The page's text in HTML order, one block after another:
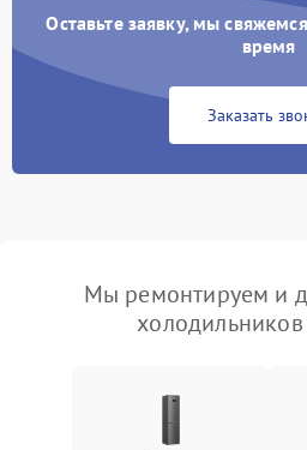
Оставьте заявку, мы
время
Заказать
Мы ремонтируем и